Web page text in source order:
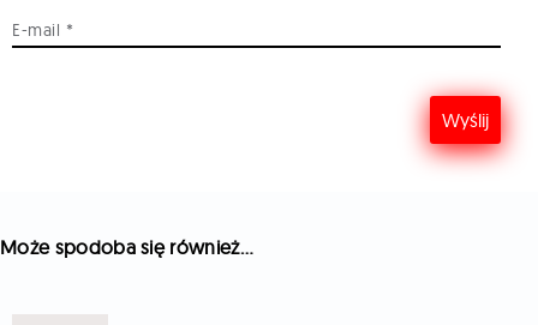
E-mail *
Może spodoba się również…